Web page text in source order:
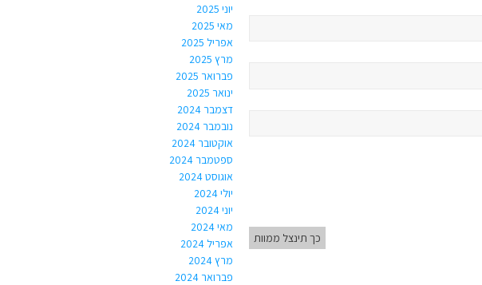
כך תינצל ממוות
יוני 2025
מאי 2025
אפריל 2025
מרץ 2025
פברואר 2025
ינואר 2025
דצמבר 2024
נובמבר 2024
אוקטובר 2024
ספטמבר 2024
אוגוסט 2024
יולי 2024
יוני 2024
מאי 2024
אפריל 2024
מרץ 2024
פברואר 2024